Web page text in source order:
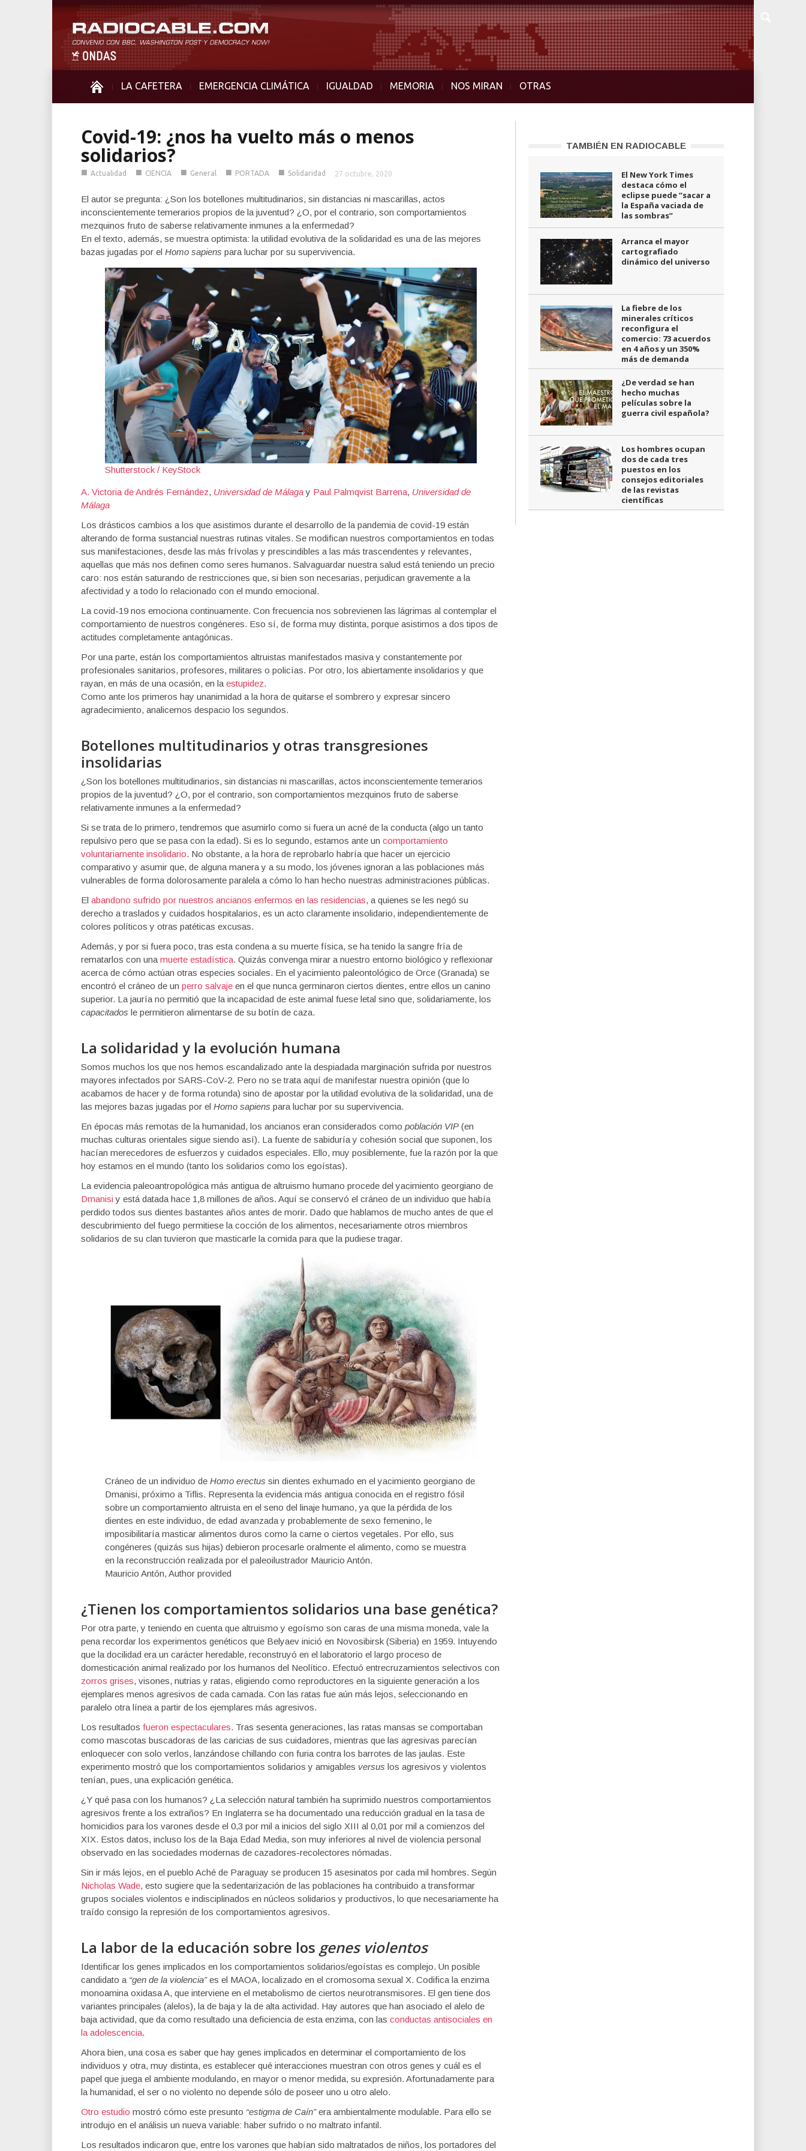
LA CAFETERA EMERGENCIA CLIMÁTICA IGUALDAD MEMORIA NOS MIRAN OTRAS
Covid-19: ¿nos ha vuelto más o menos
solidarios?
■ Actualidad ■ CIENCIA ■ General ■ PORTADA ■ Solidaridad 27 octubre, 2020
El autor se pregunta: ¿Son los botellones multitudinarios, sin distancias ni mascarillas, actos
inconscientemente temerarios propios de la juventud? ¿O, por el contrario, son comportamientos
mezquinos fruto de saberse relativamente inmunes a la enfermedad?
En el texto, además, se muestra optimista: la utilidad evolutiva de la solidaridad es una de las mejores
bazas jugadas por el Homo sapiens para luchar por su supervivencia.
Shutterstock / KeyStock
A. Victoria de Andrés Fernández, Universidad de Málagay Paul Palmqvist Barrena, Universidad de
Málaga
Los drásticos cambios a los que asistimos durante el desarrollo de la pandemia de covid-19 están
alterando de forma sustancial nuestras rutinas vitales. Se modifican nuestros comportamientos en todas
sus manifestaciones, desde las más frívolas y prescindibles a las más trascendentes y relevantes,
aquellas que más nos definen como seres humanos. Salvaguardar nuestra salud está teniendo un precio
caro: nos están saturando de restricciones que, si bien son necesarias, perjudican gravemente a la
afectividad y a todo lo relacionado con el mundo emocional.
La covid-19 nos emociona continuamente. Con frecuencia nos sobrevienen las lágrimas al contemplar el
comportamiento de nuestros congéneres. Eso sí, de forma muy distinta, porque asistimos a dos tipos de
actitudes completamente antagónicas.
Por una parte, están los comportamientos altruistas manifestados masiva y constantemente por
profesionales sanitarios, profesores, militares o policías. Por otro, los abiertamente insolidarios y que
rayan, en más de una ocasión, en laestupidez.
Como ante los primeros hay unanimidad a la hora de quitarse el sombrero y expresar sincero
agradecimiento, analicemos despacio los segundos.
Botellones multitudinarios y otras transgresiones
insolidarias
¿Son los botellones multitudinarios, sin distancias ni mascarillas, actos inconscientemente temerarios
propios de la juventud? ¿O, por el contrario, son comportamientos mezquinos fruto de saberse
relativamente inmunes a la enfermedad?
Si se trata de lo primero, tendremos que asumirlo como si fuera un acné de la conducta (algo un tanto
repulsivo pero que se pasa con la edad). Si es lo segundo, estamos ante un comportamiento
voluntariamente insolidario. No obstante, a la hora de reprobarlo habría que hacer un ejercicio
comparativo y asumir que, de alguna manera y a su modo, los jóvenes ignoran a las poblaciones más
vulnerables de forma dolorosamente paralela a cómo lo han hecho nuestras administraciones públicas.
El abandono sufrido por nuestros ancianos enfermos en las residencias, a quienes se les negó su
derecho a traslados y cuidados hospitalarios, es un acto claramente insolidario, independientemente de
colores políticos y otras patéticas excusas.
Además, y por si fuera poco, tras esta condena a su muerte física, se ha tenido la sangre fría de
rematarlos con unamuerte estadística. Quizás convenga mirar a nuestro entorno biológico y reflexionar
acerca de cómo actúan otras especies sociales. En el yacimiento paleontológico de Orce (Granada) se
encontró el cráneo de un perro salvaje en el que nunca germinaron ciertos dientes, entre ellos un canino
superior. La jauría no permitió que la incapacidad de este animal fuese letal sino que, solidariamente, los
capacitados le permitieron alimentarse de su botín de caza.
La solidaridad y la evolución humana
Somos muchos los que nos hemos escandalizado ante la despiadada marginación sufrida por nuestros
mayores infectados por SARS-CoV-2. Pero no se trata aquí de manifestar nuestra opinión (que lo
acabamos de hacer y de forma rotunda) sino de apostar por la utilidad evolutiva de la solidaridad, una de
las mejores bazas jugadas por el Homo sapiens para luchar por su supervivencia.
En épocas más remotas de la humanidad, los ancianos eran considerados como población VIP (en
muchas culturas orientales sigue siendo así). La fuente de sabiduría y cohesión social que suponen, los
hacían merecedores de esfuerzos y cuidados especiales. Ello, muy posiblemente, fue la razón por la que
hoy estamos en el mundo (tanto los solidarios como los egoístas).
La evidencia paleoantropológica más antigua de altruismo humano procede del yacimiento georgiano de
Dmanisi y está datada hace 1,8 millones de años. Aquí se conservó el cráneo de un individuo que había
perdido todos sus dientes bastantes años antes de morir. Dado que hablamos de mucho antes de que el
descubrimiento del fuego permitiese la cocción de los alimentos, necesariamente otros miembros
solidarios de su clan tuvieron que masticarle la comida para que la pudiese tragar.
Cráneo de un individuo de Homo erectus sin dientes exhumado en el yacimiento georgiano de
Dmanisi, próximo a Tiflis. Representa la evidencia más antigua conocida en el registro fósil
sobre un comportamiento altruista en el seno del linaje humano, ya que la pérdida de los
dientes en este individuo, de edad avanzada y probablemente de sexo femenino, le
imposibilitaría masticar alimentos duros como la carne o ciertos vegetales. Por ello, sus
congéneres (quizás sus hijas) debieron procesarle oralmente el alimento, como se muestra
en la reconstrucción realizada por el paleoilustrador Mauricio Antón.
Mauricio Antón, Author provided
¿Tienen los comportamientos solidarios una base genética?
Por otra parte, y teniendo en cuenta que altruismo y egoísmo son caras de una misma moneda, vale la
pena recordar los experimentos genéticos que Belyaev inició en Novosibirsk (Siberia) en 1959. Intuyendo
que la docilidad era un carácter heredable, reconstruyó en el laboratorio el largo proceso de
domesticación animal realizado por los humanos del Neolítico. Efectuó entrecruzamientos selectivos con
zorros grises, visones, nutrias y ratas, eligiendo como reproductores en la siguiente generación a los
ejemplares menos agresivos de cada camada. Con las ratas fue aún más lejos, seleccionando en
paralelo otra línea a partir de los ejemplares más agresivos.
Los resultados fueron espectaculares. Tras sesenta generaciones, las ratas mansas se comportaban
como mascotas buscadoras de las caricias de sus cuidadores, mientras que las agresivas parecían
enloquecer con solo verlos, lanzándose chillando con furia contra los barrotes de las jaulas. Este
experimento mostró que los comportamientos solidarios y amigables versus los agresivos y violentos
tenían, pues, una explicación genética.
¿Y qué pasa con los humanos? ¿La selección natural también ha suprimido nuestros comportamientos
agresivos frente a los extraños? En Inglaterra se ha documentado una reducción gradual en la tasa de
homicidios para los varones desde el 0,3 por mil a inicios del siglo XIII al 0,01 por mil a comienzos del
XIX. Estos datos, incluso los de la Baja Edad Media, son muy inferiores al nivel de violencia personal
observado en las sociedades modernas de cazadores-recolectores nómadas.
Sin ir más lejos, en el pueblo Aché de Paraguay se producen 15 asesinatos por cada mil hombres. Según
Nicholas Wade, esto sugiere que la sedentarización de las poblaciones ha contribuido a transformar
grupos sociales violentos e indisciplinados en núcleos solidarios y productivos, lo que necesariamente ha
traído consigo la represión de los comportamientos agresivos.
La labor de la educación sobre los genes violentos
Identificar los genes implicados en los comportamientos solidarios/egoístas es complejo. Un posible
candidato a “gen de la violencia”es el MAOA, localizado en el cromosoma sexual X. Codifica la enzima
monoamina oxidasa A, que interviene en el metabolismo de ciertos neurotransmisores. El gen tiene dos
variantes principales (alelos), la de baja y la de alta actividad. Hay autores que han asociado el alelo de
baja actividad, que da como resultado una deficiencia de esta enzima, con las conductas antisociales en
la adolescencia.
Ahora bien, una cosa es saber que hay genes implicados en determinar el comportamiento de los
individuos y otra, muy distinta, es establecer qué interacciones muestran con otros genes y cuál es el
papel que juega el ambiente modulando, en mayor o menor medida, su expresión. Afortunadamente para
la humanidad, el ser o no violento no depende sólo de poseer uno u otro alelo.
Otro estudio mostró cómo este presunto “estigma de Caín”era ambientalmente modulable. Para ello se
introdujo en el análisis un nueva variable: haber sufrido o no maltrato infantil.
Los resultados indicaron que, entre los varones que habían sido maltratados de niños, los portadores del
TAMBIÉN EN RADIOCABLE
El New York Times
destaca cómo el
eclipse puede “sacar a
la España vaciada de
las sombras”
Arranca el mayor
cartografiado
dinámico del universo
La fiebre de los
minerales críticos
reconfigura el
comercio: 73 acuerdos
en 4 años y un 350%
más de demanda
¿De verdad se han
hecho muchas
películas sobre la
guerra civil española?
Los hombres ocupan
dos de cada tres
puestos en los
consejos editoriales
de las revistas
científicas